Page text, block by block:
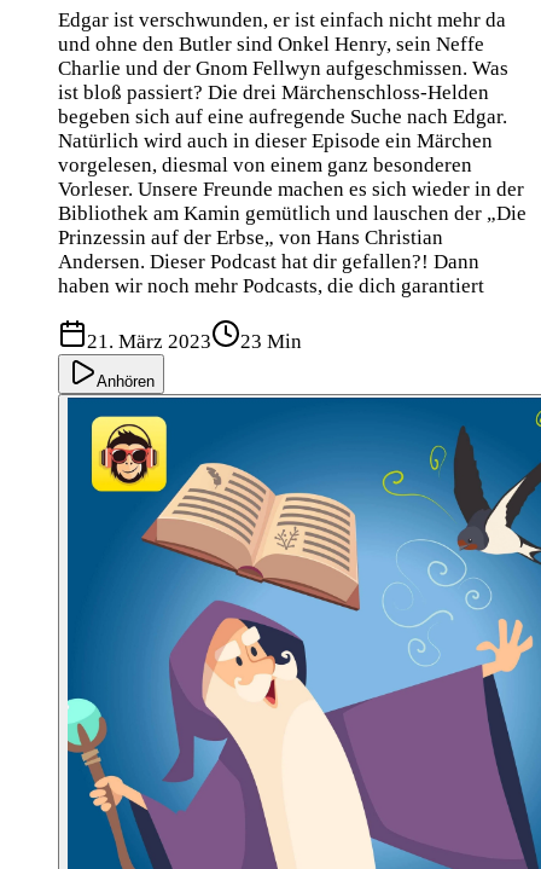
Edgar ist verschwunden, er ist einfach nicht mehr da
und ohne den Butler sind Onkel Henry, sein Neffe
Charlie und der Gnom Fellwyn aufgeschmissen. Was
ist bloß passiert? Die drei Märchenschloss-Helden
begeben sich auf eine aufregende Suche nach Edgar.
Natürlich wird auch in dieser Episode ein Märchen
vorgelesen, diesmal von einem ganz besonderen
Vorleser. Unsere Freunde machen es sich wieder in der
Bibliothek am Kamin gemütlich und lauschen der „Die
Prinzessin auf der Erbse„ von Hans Christian
Andersen. Dieser Podcast hat dir gefallen?! Dann
haben wir noch mehr Podcasts, die dich garantiert
21. März 2023 23 Min
Anhören